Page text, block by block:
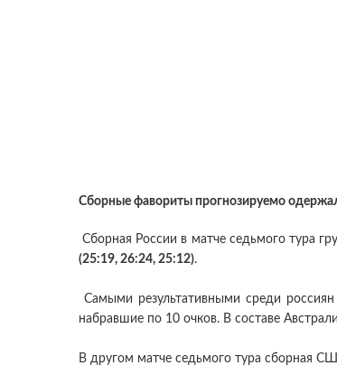
Сборные фавориты прогнозируемо
Сборная России в матче седьмого тура
(25:19, 26:24, 25:12).
Самыми результативными среди
набравшие по 10 очков. В составе
В другом матче седьмого тура сборная